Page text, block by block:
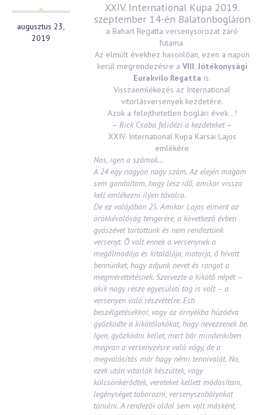
augusztus 23,
2019
XXIV. International Kupa 2019.
szeptember 14-én Balatonbogláron
a Bahart Regatta versenysorozat záró
futama.
Az elmúlt évekhez hasonlóan, ezen a napon
kerül megrendezésre a VIII. Jótékonysági
Eurakvilo Regatta is.
Visszaemlékezés az International
vitorlásversenyek kezdetére.
Azok a felejthetetlen boglári évek…!
– Rick Csaba felidézi a kezdeteket–
XXIV. International Kupa Karsai Lajos
emlékére
Nos, igen a számok…
A 24 egy nagyon nagy szám. Az elején magam
sem gondoltam, hogy lesz idő, amikor vissza
kell emlékezni ilyen távolra.
De ez valójában 25. Amikor Lajos elment az
örökkévalóság tengerére, a következő évben
gyászévet tartottunk és nem rendeztünk
versenyt. Ő volt ennek a versenynek a
megálmodója és kitalálója, motorja, ő hívott
bennünket, hogy adjunk nevet és rangot a
megmérettetésnek. Szervezte a kikötő népét –
akik nagy része egyesületi tag is volt – a
versenyen való részvételre. Esti
beszélgetésekkor, vagy az árnyékba húzódva
győzködte a kikötőlakókat, hogy nevezzenek be.
Igen, győzködni kellet, mert bár mindenkiben
megvan a versenyzésre való vágy, de a
megvalósítás már hagy némi tennivalót. No,
ezek után vitorlák készültek, vagy
kölcsönkérődtek, vereteket kellett módosítani,
legénységet toborozni, versenyszabályokat
tanulni. A rendezői oldal sem volt másként,